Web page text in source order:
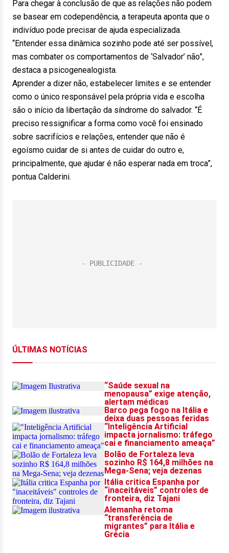
Para chegar à conclusão de que as relações não podem
se basear em codependência, a terapeuta aponta que o
indivíduo pode precisar de ajuda especializada.
“Entender essa dinâmica sozinho pode até ser possível,
mas combater os comportamentos de ‘Salvador’ não”,
destaca a psicogenealogista.
Aprender a dizer não, estabelecer limites e se entender
como o único responsável pela própria vida e escolha
são o início da libertação da síndrome do salvador. “É
preciso ressignificar a forma como você foi ensinado
sobre sacrifícios e relações, entender que não é
egoísmo cuidar de si antes de cuidar do outro e,
principalmente, que ajudar é não esperar nada em troca”,
pontua Calderini.